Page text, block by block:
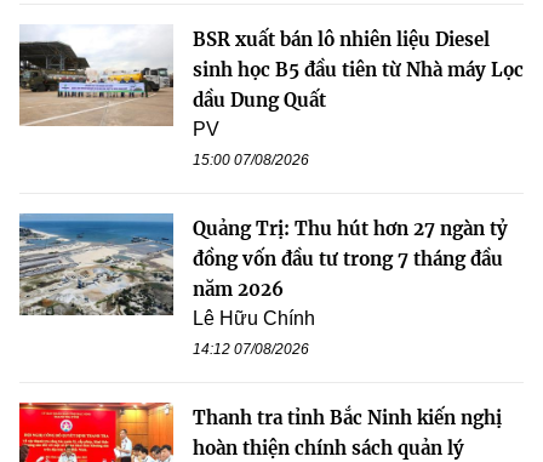
BSR xuất bán lô nhiên liệu Diesel
sinh học B5 đầu tiên từ Nhà máy Lọc
dầu Dung Quất
PV
15:00 07/08/2026
Quảng Trị: Thu hút hơn 27 ngàn tỷ
đồng vốn đầu tư trong 7 tháng đầu
năm 2026
Lê Hữu Chính
14:12 07/08/2026
Thanh tra tỉnh Bắc Ninh kiến nghị
hoàn thiện chính sách quản lý